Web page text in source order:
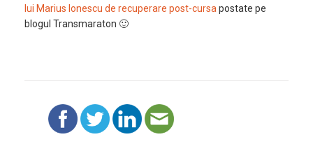
lui Marius Ionescu de recuperare post-cursa postate pe
blogul Transmaraton 🙂